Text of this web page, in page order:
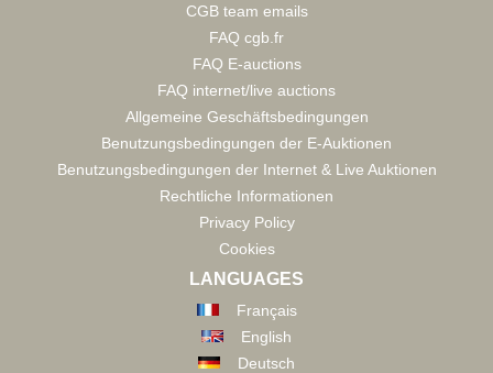
CGB team emails
FAQ cgb.fr
FAQ E-auctions
FAQ internet/live auctions
Allgemeine Geschäftsbedingungen
Benutzungsbedingungen der E-Auktionen
Benutzungsbedingungen der Internet & Live Auktionen
Rechtliche Informationen
Privacy Policy
Cookies
LANGUAGES
Français
English
Deutsch